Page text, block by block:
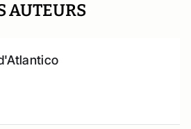
AUTEURS